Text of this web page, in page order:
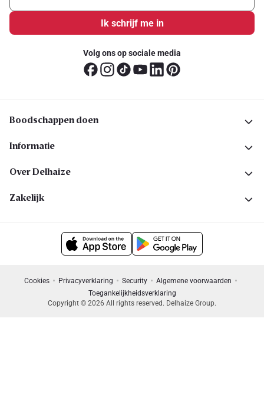
Ik schrijf me in
Volg ons op sociale media
Boodschappen doen
Informatie
Over Delhaize
Zakelijk
Cookies Privacyverklaring Security
Algemene voorwaarden
Toegankelijkheidsverklaring
Copyright © 2026 All rights reserved. Delhaize Group.